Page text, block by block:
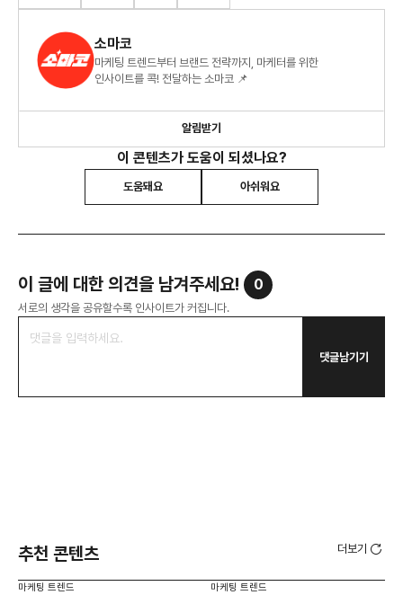
소마코
마케팅 트렌드부터 브랜드 전략까지, 마케터를 위한
인사이트를 콕! 전달하는 소마코 📌
알림받기
이 콘텐츠가 도움이 되셨나요?
도움돼요 아쉬워요
이 글에 대한 의견을 남겨주세요! 0
서로의 생각을 공유할수록 인사이트가 커집니다.
댓글남기기
추천 콘텐츠 더보기
마케팅 트렌드 마케팅 트렌드